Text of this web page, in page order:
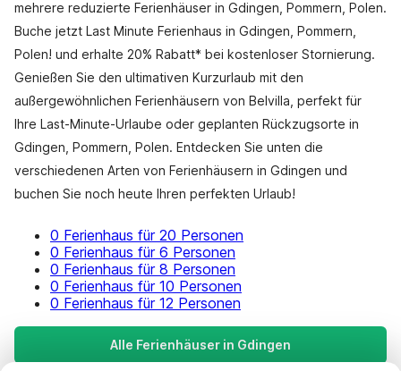
mehrere reduzierte Ferienhäuser in Gdingen, Pommern, Polen.
Buche jetzt Last Minute Ferienhaus in Gdingen, Pommern,
Polen! und erhalte 20% Rabatt* bei kostenloser Stornierung.
Genießen Sie den ultimativen Kurzurlaub mit den
außergewöhnlichen Ferienhäusern von Belvilla, perfekt für
Ihre Last-Minute-Urlaube oder geplanten Rückzugsorte in
Gdingen, Pommern, Polen. Entdecken Sie unten die
verschiedenen Arten von Ferienhäusern in Gdingen und
buchen Sie noch heute Ihren perfekten Urlaub!
0 Ferienhaus für 20 Personen
0 Ferienhaus für 6 Personen
0 Ferienhaus für 8 Personen
0 Ferienhaus für 10 Personen
0 Ferienhaus für 12 Personen
Alle Ferienhäuser in Gdingen